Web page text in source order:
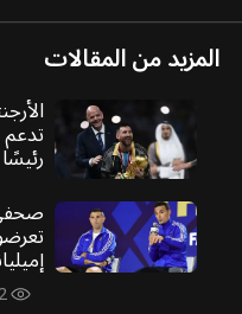
المزيد من المقالات
تدعم
2